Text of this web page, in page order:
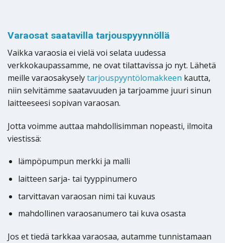
Varaosat saatavilla tarjouspyynnöllä
Vaikka varaosia ei vielä voi selata uudessa
verkkokaupassamme, ne ovat tilattavissa jo nyt. Lähetä
meille varaosakyselytarjouspyyntölomakkeen kautta,
niin selvitämme saatavuuden ja tarjoamme juuri sinun
laitteeseesi sopivan varaosan.
Jotta voimme auttaa mahdollisimman nopeasti, ilmoita
viestissä:
lämpöpumpun merkki ja malli
laitteen sarja- tai tyyppinumero
tarvittavan varaosan nimi tai kuvaus
mahdollinen varaosanumero tai kuva osasta
Jos et tiedä tarkkaa varaosaa, autamme tunnistamaan